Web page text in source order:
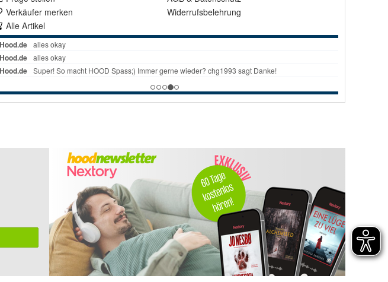
Verkäufer merken
Alle Artikel
Widerrufsbelehrung